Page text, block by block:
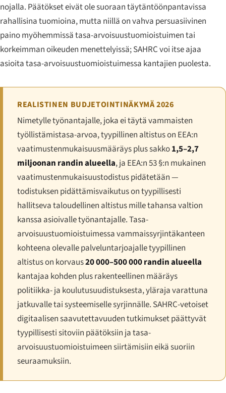
nojalla. Päätökset eivät ole suoraan täytäntöönpantavissa
rahallisina tuomioina, mutta niillä on vahva persuasiivinen
paino myöhemmissä tasa-arvoisuustuomioistuimen tai
korkeimman oikeuden menettelyissä; SAHRC voi itse ajaa
asioita tasa-arvoisuustuomioistuimessa kantajien puolesta.
REALISTINEN BUDJETOINTINÄKYMÄ 2026
Nimetylle työnantajalle, joka ei täytä vammaisten
työllistämistasa-arvoa, tyypillinen altistus on EEA:n
vaatimustenmukaisuusmääräys plus sakko1,5–2,7
miljoonan randin alueella, ja EEA:n 53 §:n mukainen
vaatimustenmukaisuustodistus pidätetään —
todistuksen pidättämisvaikutus on tyypillisesti
hallitseva taloudellinen altistus mille tahansa valtion
kanssa asioivalle työnantajalle. Tasa-
arvoisuustuomioistuimessa vammaissyrjintäkanteen
kohteena olevalle palveluntarjoajalle tyypillinen
altistus on korvaus20 000–500 000 randin alueella
kantajaa kohden plus rakenteellinen määräys
politiikka- ja koulutusuudistuksesta, yläraja varattuna
jatkuvalle tai systeemiselle syrjinnälle. SAHRC-vetoiset
digitaalisen saavutettavuuden tutkimukset päättyvät
tyypillisesti sitoviin päätöksiin ja tasa-
arvoisuustuomioistuimeen siirtämisiin eikä suoriin
seuraamuksiin.